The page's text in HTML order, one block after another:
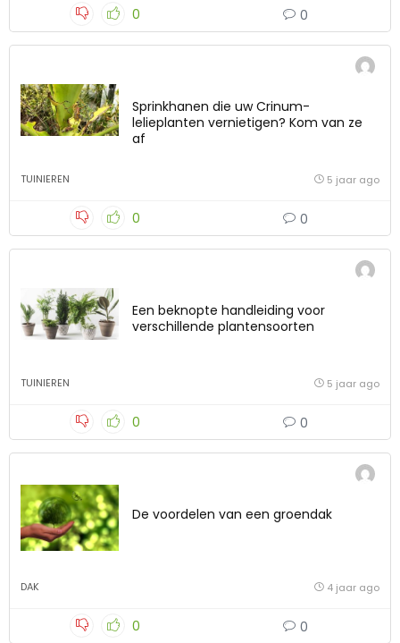
0 0
Sprinkhanen die uw Crinum-
lelieplanten vernietigen? Kom van ze
af
TUINIEREN 5 jaar ago
0 0
Een beknopte handleiding voor
verschillende plantensoorten
TUINIEREN 5 jaar ago
0 0
De voordelen van een groendak
DAK 4 jaar ago
0 0